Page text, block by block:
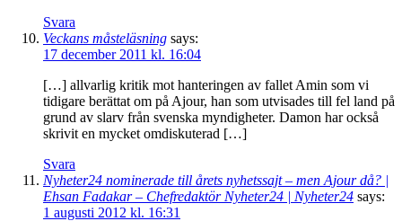
Svara
Veckans måsteläsning says:
17 december 2011 kl. 16:04
[…] allvarlig kritik mot hanteringen av fallet Amin som vi
tidigare berättat om på Ajour, han som utvisades till fel land på
grund av slarv från svenska myndigheter. Damon har också
skrivit en mycket omdiskuterad […]
Svara
Nyheter24 nominerade till årets nyhetssajt – men Ajour då? |
Ehsan Fadakar – Chefredaktör Nyheter24 | Nyheter24 says:
1 augusti 2012 kl. 16:31